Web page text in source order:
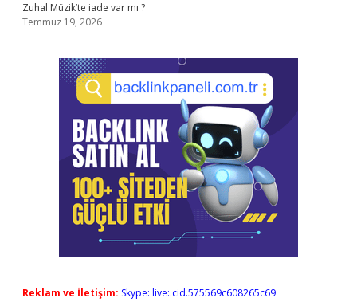
Zuhal Müzik’te iade var mı ?
Temmuz 19, 2026
Reklam ve İletişim: Skype: live:.cid.575569c608265c69